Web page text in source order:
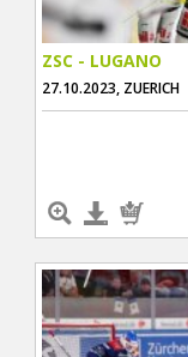
ZSC - LUGANO
27.10.2023, ZUERICH